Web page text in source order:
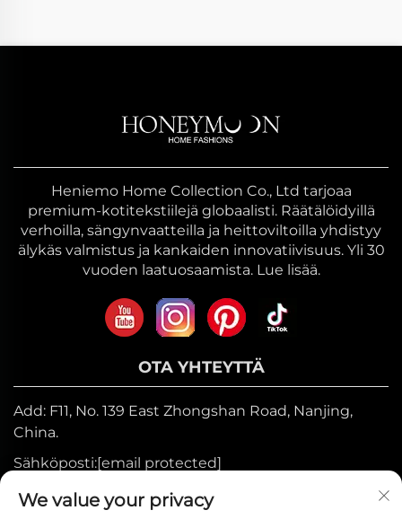
Heniemo Home Collection Co., Ltd tarjoaa
premium-kotitekstiilejä globaalisti. Räätälöidyillä
verhoilla, sängynvaatteilla ja heittoviltoilla yhdistyy
älykäs valmistus ja kankaiden innovatiivisuus. Yli 30
vuoden laatuosaamista. Lue lisää.
OTA YHTEYTTÄ
Add: F11, No. 139 East Zhongshan Road, Nanjing,
China.
Sähköposti:[email protected]
Mobiili:+86-17327710449
We value your privacy